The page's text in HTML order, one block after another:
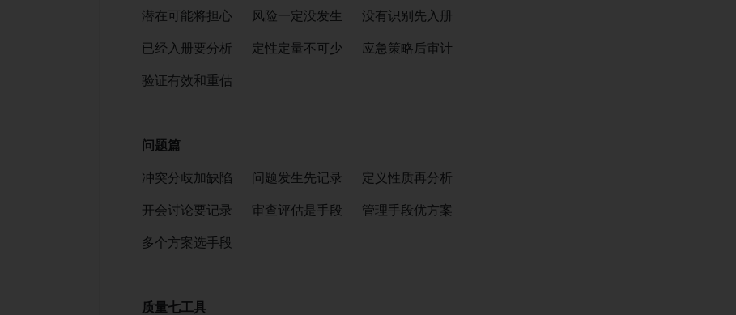
潜在可能将担心 风险一定没发生 没有识别先入册
已经入册要分析 定性定量不可少 应急策略后审计
验证有效和重估
问题篇
冲突分歧加缺陷 问题发生先记录 定义性质再分析
开会讨论要记录 审查评估是手段 管理手段优方案
多个方案选手段
质量七工具